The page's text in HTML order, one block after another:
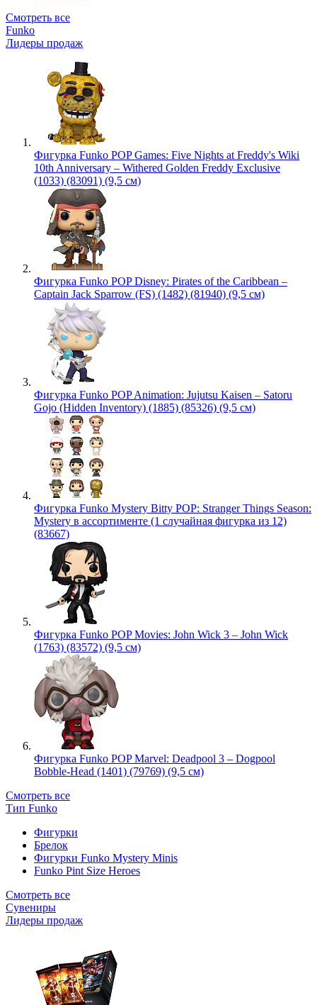
Смотреть все
Funko
Лидеры продаж
Фигурка Funko POP Games: Five Nights at Freddy's Wiki
10th Anniversary – Withered Golden Freddy Exclusive
(1033) (83091) (9,5 см)
Фигурка Funko POP Disney: Pirates of the Caribbean –
Captain Jack Sparrow (FS) (1482) (81940) (9,5 см)
Фигурка Funko POP Animation: Jujutsu Kaisen – Satoru
Gojo (Hidden Inventory) (1885) (85326) (9,5 см)
Фигурка Funko Mystery Bitty POP: Stranger Things Season:
Mystery в ассортименте (1 случайная фигурка из 12)
(83667)
Фигурка Funko POP Movies: John Wick 3 – John Wick
(1763) (83572) (9,5 см)
Фигурка Funko POP Marvel: Deadpool 3 – Dogpool
Bobble-Head (1401) (79769) (9,5 см)
Смотреть все
Тип Funko
Фигурки
Брелок
Фигурки Funko Mystery Minis
Funko Pint Size Heroes
Смотреть все
Сувениры
Лидеры продаж